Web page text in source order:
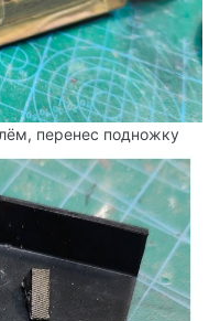
перенес подножку